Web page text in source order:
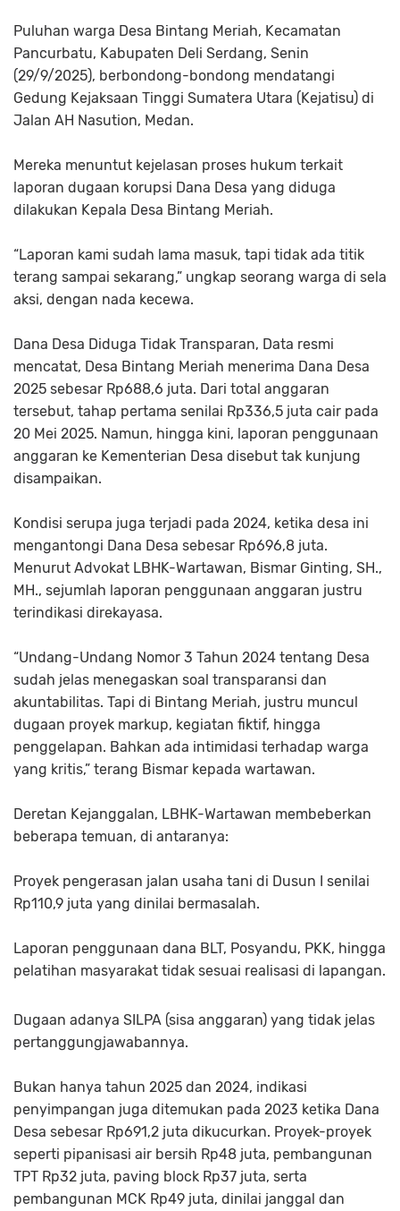
Puluhan warga Desa Bintang Meriah, Kecamatan
Pancurbatu, Kabupaten Deli Serdang, Senin
(29/9/2025), berbondong-bondong mendatangi
Gedung Kejaksaan Tinggi Sumatera Utara (Kejatisu) di
Jalan AH Nasution, Medan.
Mereka menuntut kejelasan proses hukum terkait
laporan dugaan korupsi Dana Desa yang diduga
dilakukan Kepala Desa Bintang Meriah.
“Laporan kami sudah lama masuk, tapi tidak ada titik
terang sampai sekarang,” ungkap seorang warga di sela
aksi, dengan nada kecewa.
Dana Desa Diduga Tidak Transparan, Data resmi
mencatat, Desa Bintang Meriah menerima Dana Desa
2025 sebesar Rp688,6 juta. Dari total anggaran
tersebut, tahap pertama senilai Rp336,5 juta cair pada
20 Mei 2025. Namun, hingga kini, laporan penggunaan
anggaran ke Kementerian Desa disebut tak kunjung
disampaikan.
Kondisi serupa juga terjadi pada 2024, ketika desa ini
mengantongi Dana Desa sebesar Rp696,8 juta.
Menurut Advokat LBHK-Wartawan, Bismar Ginting, SH.,
MH., sejumlah laporan penggunaan anggaran justru
terindikasi direkayasa.
“Undang-Undang Nomor 3 Tahun 2024 tentang Desa
sudah jelas menegaskan soal transparansi dan
akuntabilitas. Tapi di Bintang Meriah, justru muncul
dugaan proyek markup, kegiatan fiktif, hingga
penggelapan. Bahkan ada intimidasi terhadap warga
yang kritis,” terang Bismar kepada wartawan.
Deretan Kejanggalan, LBHK-Wartawan membeberkan
beberapa temuan, di antaranya:
Proyek pengerasan jalan usaha tani di Dusun I senilai
Rp110,9 juta yang dinilai bermasalah.
Laporan penggunaan dana BLT, Posyandu, PKK, hingga
pelatihan masyarakat tidak sesuai realisasi di lapangan.
Dugaan adanya SILPA (sisa anggaran) yang tidak jelas
pertanggungjawabannya.
Bukan hanya tahun 2025 dan 2024, indikasi
penyimpangan juga ditemukan pada 2023 ketika Dana
Desa sebesar Rp691,2 juta dikucurkan. Proyek-proyek
seperti pipanisasi air bersih Rp48 juta, pembangunan
TPT Rp32 juta, paving block Rp37 juta, serta
pembangunan MCK Rp49 juta, dinilai janggal dan